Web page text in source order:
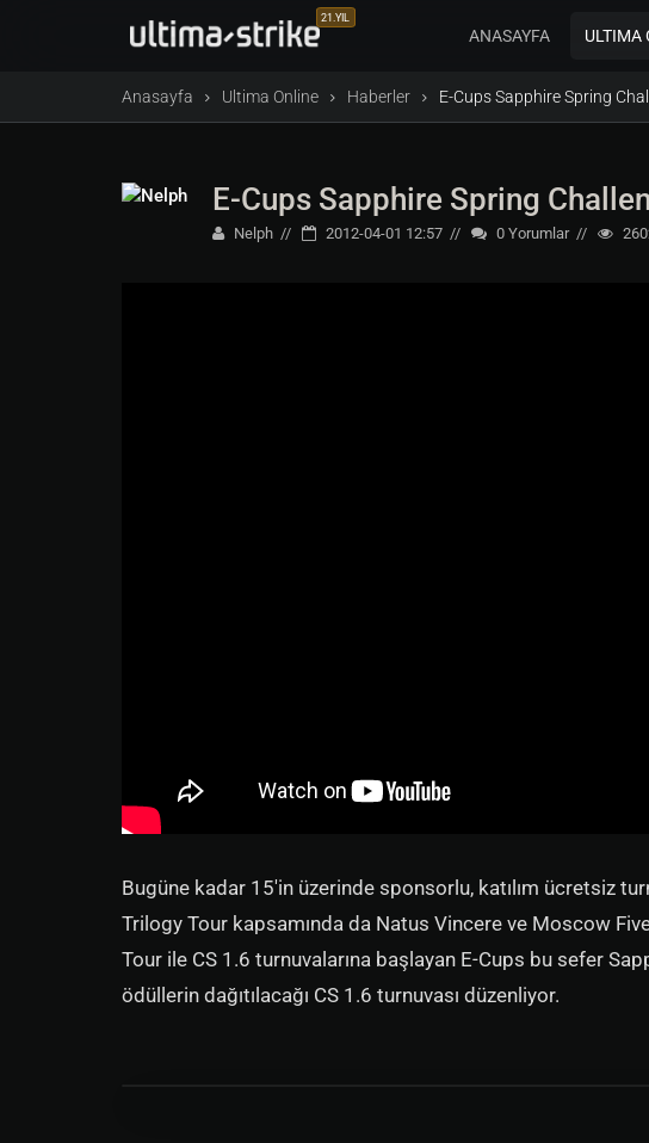
21.YIL
ANASAYFA ULTIMA
Anasayfa Ultima Online Haberler E-Cups Sapphire Spring
E-Cups Sapphire Spring
Nelph 2012-04-01 12:57 0 Yorumlar
Bugüne kadar 15'in üzerinde sponsorlu, katılım ücretsiz
Trilogy Tour kapsamında da Natus Vincere ve Moscow
Tour ile CS 1.6 turnuvalarına başlayan E-Cups bu sefer
ödüllerin dağıtılacağı CS 1.6 turnuvası düzenliyor.